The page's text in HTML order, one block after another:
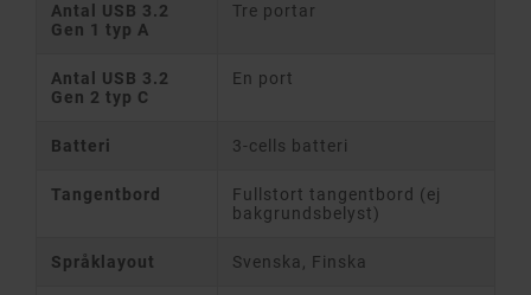
Antal USB 3.2
Gen 1 typ A
Tre portar
Antal USB 3.2
Gen 2 typ C
En port
Batteri 3-cells batteri
Tangentbord
Fullstort tangentbord (ej
bakgrundsbelyst)
Språklayout Svenska, Finska